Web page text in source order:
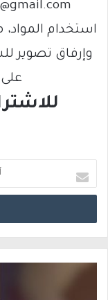
استخدام
وإرفاق تصوير
د
خ